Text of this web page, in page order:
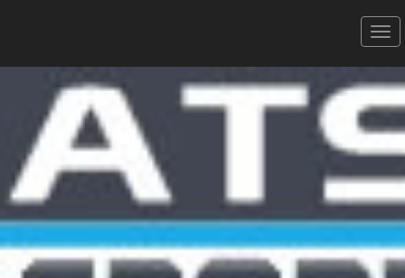
Trail de la Tieule - 25/06/2023
Le Trail de la Tieule - 13 Km 470 D+